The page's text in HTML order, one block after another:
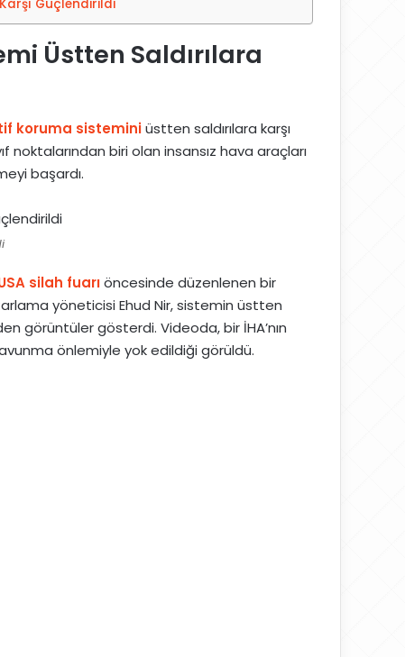
Güçlendirildi
Üstten Saldırılara
koruma sisteminiüstten saldırılara karşı
noktalarından biri olan insansız hava araçları
başardı.
silah fuarıöncesinde düzenlenen bir
yöneticisi Ehud Nir, sistemin üstten
görüntüler gösterdi. Videoda, bir İHA’nın
önlemiyle yok edildiği görüldü.